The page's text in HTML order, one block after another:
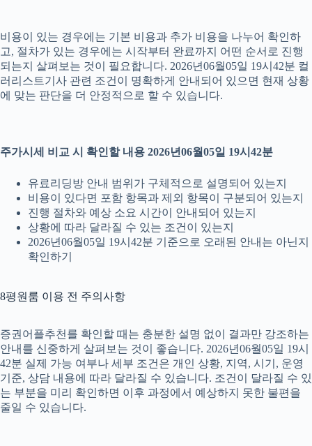
비용이 있는 경우에는 기본 비용과 추가 비용을 나누어 확인하
고, 절차가 있는 경우에는 시작부터 완료까지 어떤 순서로 진행
되는지 살펴보는 것이 필요합니다. 2026년06월05일 19시42분 컬
러리스트기사 관련 조건이 명확하게 안내되어 있으면 현재 상황
에 맞는 판단을 더 안정적으로 할 수 있습니다.
주가시세 비교 시 확인할 내용 2026년06월05일 19시42분
유료리딩방 안내 범위가 구체적으로 설명되어 있는지
비용이 있다면 포함 항목과 제외 항목이 구분되어 있는지
진행 절차와 예상 소요 시간이 안내되어 있는지
상황에 따라 달라질 수 있는 조건이 있는지
2026년06월05일 19시42분 기준으로 오래된 안내는 아닌지
확인하기
8평원룸 이용 전 주의사항
증권어플추천를 확인할 때는 충분한 설명 없이 결과만 강조하는
안내를 신중하게 살펴보는 것이 좋습니다. 2026년06월05일 19시
42분 실제 가능 여부나 세부 조건은 개인 상황, 지역, 시기, 운영
기준, 상담 내용에 따라 달라질 수 있습니다. 조건이 달라질 수 있
는 부분을 미리 확인하면 이후 과정에서 예상하지 못한 불편을
줄일 수 있습니다.